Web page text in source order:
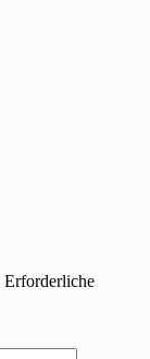
Erforderliche